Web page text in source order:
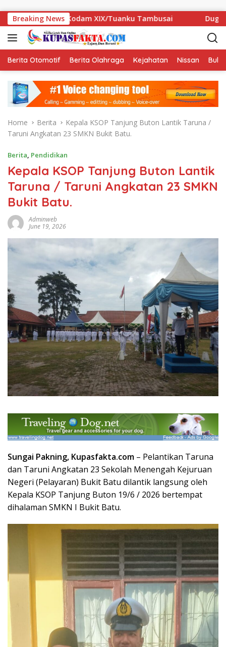
Breaking News
Kodam XIX/Tuanku Tambusai Dugaan Data SPMB
Berita Otomotif Berita Olahraga Kejahatan Nissan
Home Berita
Kepala KSOP Tanjung Buton Lantik Taruna /
Taruni Angkatan 23 SMKN Bukit Batu.
Berita, Pendidikan
Kepala KSOP Tanjung Buton Lantik
Taruna / Taruni Angkatan 23 SMKN
Bukit Batu.
Adminweb
June 19, 2026
Sungai Pakning, Kupasfakta.com – Pelantikan Taruna
dan Taruni Angkatan 23 Sekolah Menengah Kejuruan
Negeri (Pelayaran) Bukit Batu dilantik langsung oleh
Kepala KSOP Tanjung Buton 19/6 / 2026 bertempat
dihalaman SMKN I Bukit Batu.